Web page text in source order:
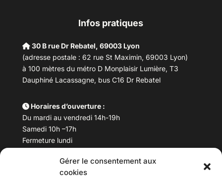
Gérer le consentement aux
cookies
Infos pratiques
30 B rue Dr Rebatel, 69003 Lyon
(adresse postale : 62 rue St Maximin, 69003 Lyon)
à 100 mètres du métro D Monplaisir Lumière, T3
Dauphiné Lacassagne, bus C16 Dr Rebatel
Horaires d’ouverture :
Du mardi au vendredi 14h-19h
Samedi 10h –17h
Fermeture lundi
Téléphone : 04 78 53 06 40